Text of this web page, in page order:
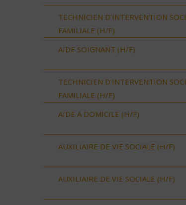
TECHNICIEN D’INTERVENTION
FAMILIALE (H/F)
AIDE SOIGNANT (H/F)
TECHNICIEN D’INTERVENTION
FAMILIALE (H/F)
AIDE A DOMICILE (H/F)
AUXILIAIRE DE VIE SOCIALE (H/F)
AUXILIAIRE DE VIE SOCIALE (H/F)